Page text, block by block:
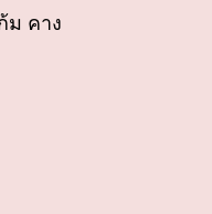
ม คาง